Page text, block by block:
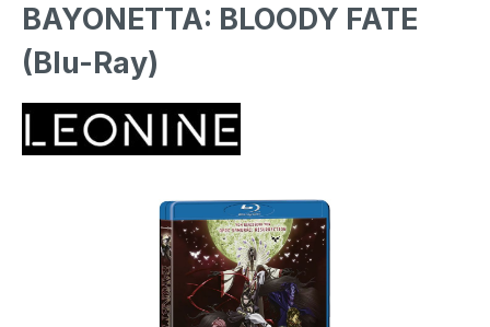
BAYONETTA: BLOODY FATE
(Blu-Ray)
Bildergalerie überspringen